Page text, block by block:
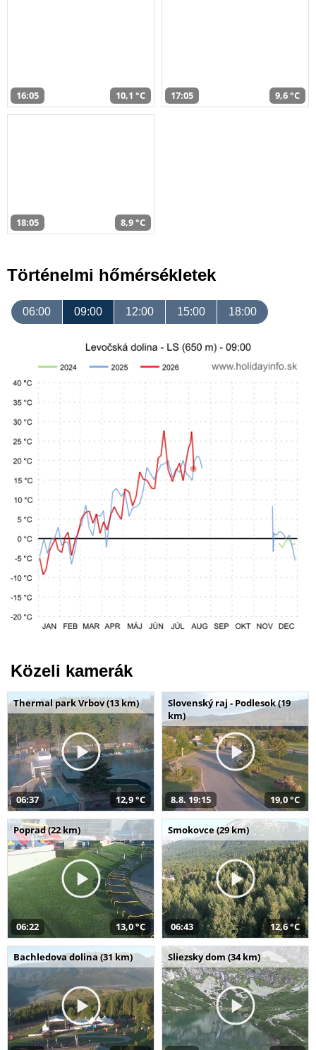
16:05 10,1 °C 17:05 9,6 °C
18:05 8,9 °C
Történelmi hőmérsékletek
06:00 09:00 12:00 15:00 18:00
Közeli kamerák
Thermal park Vrbov (13 km)
06:37 12,9 °C
Slovenský raj - Podlesok (19
km)
8.8. 19:15 19,0 °C
Poprad (22 km)
06:22 13,0 °C
Smokovce (29 km)
06:43 12,6 °C
Bachledova dolina (31 km) Sliezsky dom (34 km)